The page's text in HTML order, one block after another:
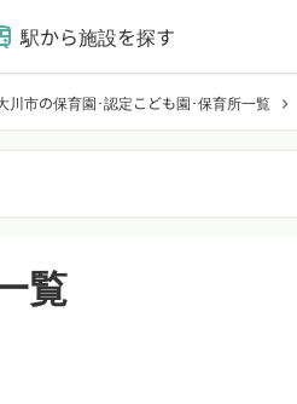
駅から施設を探す
川市の保育園･認定こども園･保育所一覧 chevron_right
覧